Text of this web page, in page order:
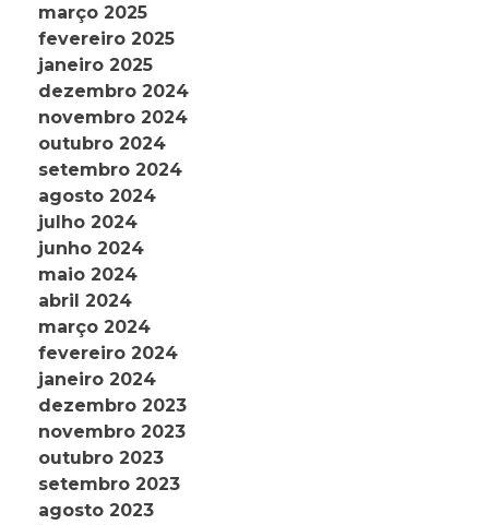
março 2025
fevereiro 2025
janeiro 2025
dezembro 2024
novembro 2024
outubro 2024
setembro 2024
agosto 2024
julho 2024
junho 2024
maio 2024
abril 2024
março 2024
fevereiro 2024
janeiro 2024
dezembro 2023
novembro 2023
outubro 2023
setembro 2023
agosto 2023